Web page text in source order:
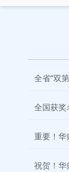
全省“双
全国获奖
重要！华
祝贺！华